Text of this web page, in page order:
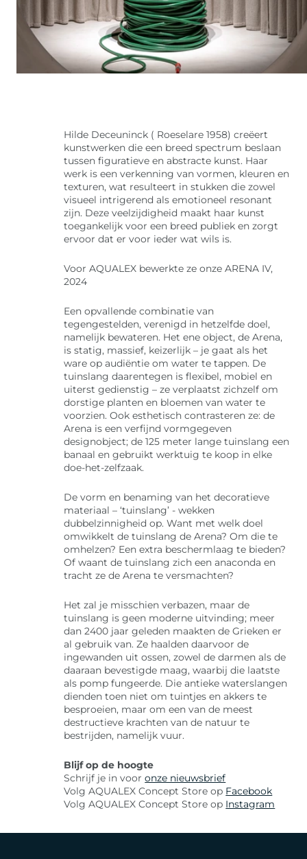
Hilde Deceuninck ( Roeselare 1958) creëert
kunstwerken die een breed spectrum beslaan
tussen figuratieve en abstracte kunst. Haar
werk is een verkenning van vormen, kleuren en
texturen, wat resulteert in stukken die zowel
visueel intrigerend als emotioneel resonant
zijn. Deze veelzijdigheid maakt haar kunst
toegankelijk voor een breed publiek en zorgt
ervoor dat er voor ieder wat wils is.
Voor AQUALEX bewerkte ze onze ARENA IV,
2024
Een opvallende combinatie van
tegengestelden, verenigd in hetzelfde doel,
namelijk bewateren. Het ene object, de Arena,
is statig, massief, keizerlijk – je gaat als het
ware op audiëntie om water te tappen. De
tuinslang daarentegen is flexibel, mobiel en
uiterst gedienstig – ze verplaatst zichzelf om
dorstige planten en bloemen van water te
voorzien. Ook esthetisch contrasteren ze: de
Arena is een verfijnd vormgegeven
designobject; de 125 meter lange tuinslang een
banaal en gebruikt werktuig te koop in elke
doe-het-zelfzaak.
De vorm en benaming van het decoratieve
materiaal – ‘tuinslang’ - wekken
dubbelzinnigheid op. Want met welk doel
omwikkelt de tuinslang de Arena? Om die te
omhelzen? Een extra beschermlaag te bieden?
Of waant de tuinslang zich een anaconda en
tracht ze de Arena te versmachten?
Het zal je misschien verbazen, maar de
tuinslang is geen moderne uitvinding; meer
dan 2400 jaar geleden maakten de Grieken er
al gebruik van. Ze haalden daarvoor de
ingewanden uit ossen, zowel de darmen als de
daaraan bevestigde maag, waarbij die laatste
als pomp fungeerde. Die antieke waterslangen
dienden toen niet om tuintjes en akkers te
besproeien, maar om een van de meest
destructieve krachten van de natuur te
bestrijden, namelijk vuur.
Blijf op de hoogte
Schrijf je in vooronze nieuwsbrief
Volg AQUALEX Concept Store op Facebook
Volg AQUALEX Concept Store op Instagram